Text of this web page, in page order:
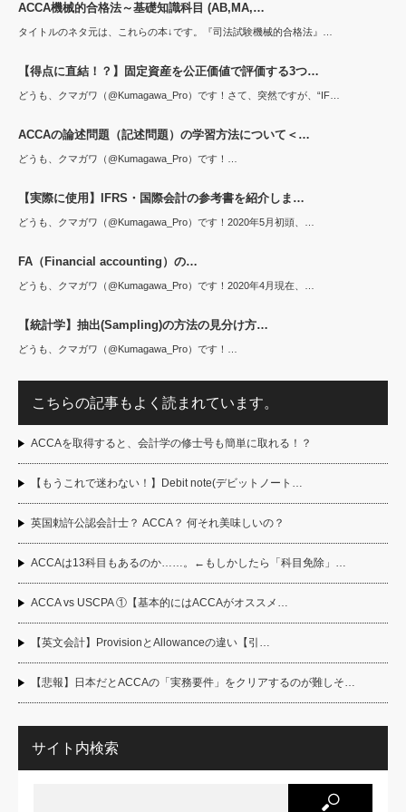
ACCA機械的合格法～基礎知識科目 (AB,MA,…
タイトルのネタ元は、これらの本↓です。『司法試験機械的合格法』…
【得点に直結！？】固定資産を公正価値で評価する3つ…
どうも、クマガワ（@Kumagawa_Pro）です！さて、突然ですが、“IF…
ACCAの論述問題（記述問題）の学習方法について＜…
どうも、クマガワ（@Kumagawa_Pro）です！…
【実際に使用】IFRS・国際会計の参考書を紹介しま…
どうも、クマガワ（@Kumagawa_Pro）です！2020年5月初頭、…
FA（Financial accounting）の…
どうも、クマガワ（@Kumagawa_Pro）です！2020年4月現在、…
【統計学】抽出(Sampling)の方法の見分け方…
どうも、クマガワ（@Kumagawa_Pro）です！…
こちらの記事もよく読まれています。
ACCAを取得すると、会計学の修士号も簡単に取れる！？
【もうこれで迷わない！】Debit note(デビットノート…
英国勅許公認会計士？ ACCA？ 何それ美味しいの？
ACCAは13科目もあるのか……。←もしかしたら「科目免除」…
ACCA vs USCPA ①【基本的にはACCAがオススメ…
【英文会計】ProvisionとAllowanceの違い【引…
【悲報】日本だとACCAの「実務要件」をクリアするのが難しそ…
サイト内検索